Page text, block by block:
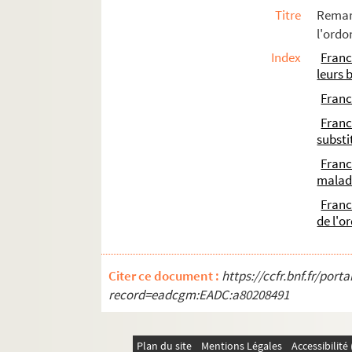
399. « Mémoire... au sujet de la rareté
413. Mémoire des anciennes familles
417. Mémoire de la ville de Besançon
421. Avis du parlement, contraire à la
Ms Chiflet 56. Mémoires, délibérations
Ms Chiflet 57. Sommaire des
Ms Chiflet 58. Tables des actes du
Ms Chiflet 59. Luttes intestines du
Ms Chiflet 60. « Manuel des affaires de
Ms Chiflet 61. « Rudimenta practica
Ms Chiflet 62. « Volume contenant
Ms Chiflet 63. « Police militaire, ou
Ms Chiflet 64. Epitaphes recueillies dans
Titre
Index
leurs
de
Citer ce document : https://ccfr.bnf.fr/
record=eadcgm:EADC:a80208491
Plan du site Mentions Légales